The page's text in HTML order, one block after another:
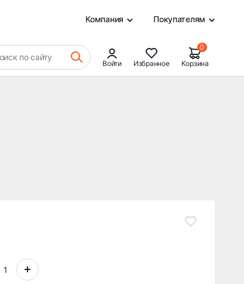
Компания Покупателям
по сайту
Войти Избранное
0
Корзина